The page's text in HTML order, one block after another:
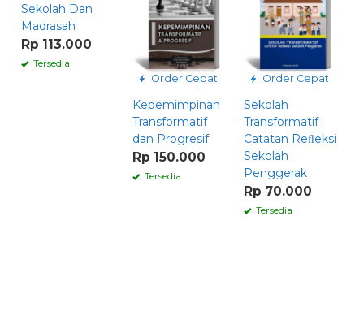
Sekolah Dan
Madrasah
Rp 113.000
Tersedia
Order Cepat
Kepemimpinan
Transformatif
dan Progresif
Rp 150.000
Tersedia
Order Cepat
Sekolah
Transformatif :
Catatan Reﬂeksi
Sekolah
Penggerak
Rp 70.000
Tersedia